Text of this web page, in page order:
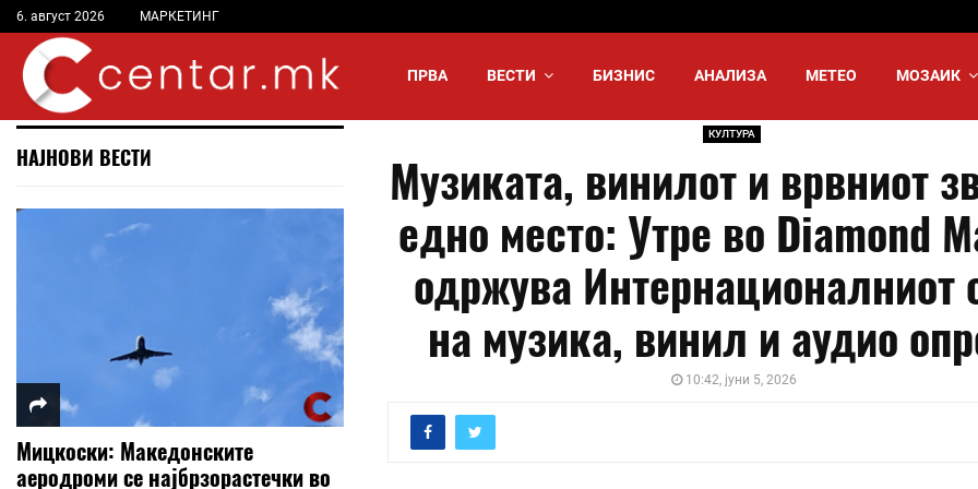
6. август 2026 МАРКЕТИНГ
ПРВА ВЕСТИ БИЗНИС АНАЛИЗА МЕТЕО МОЗАИК
КУЛТУРА
Музиката, винилот и врвниот
едно место: Утре во Diamond
одржува Интернационалниот
на музика, винил и аудио
10:42, јуни 5, 2026
НАЈНОВИ ВЕСТИ
Мицкоски: Македонските
аеродроми се најбрзорастечки во